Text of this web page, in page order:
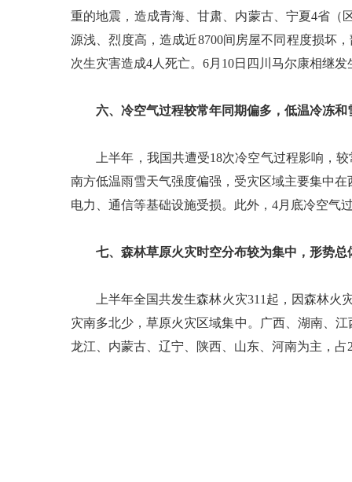
重的地震，造成青海、甘肃、内蒙古、宁夏4省（
源浅、烈度高，造成近8700间房屋不同程度损坏
次生灾害造成4人死亡。6月10日四川马尔康相继
六、冷空气过程较常年同期偏多，低温冷冻
上半年，我国共遭受18次冷空气过程影响，较
南方低温雨雪天气强度偏强，受灾区域主要集中
电力、通信等基础设施受损。此外，4月底冷空气
七、森林草原火灾时空分布较为集中，形势总
上半年全国共发生森林火灾311起，因森林火灾
灾南多北少，草原火灾区域集中。广西、湖南、
龙江、内蒙古、辽宁、陕西、山东、河南为主，